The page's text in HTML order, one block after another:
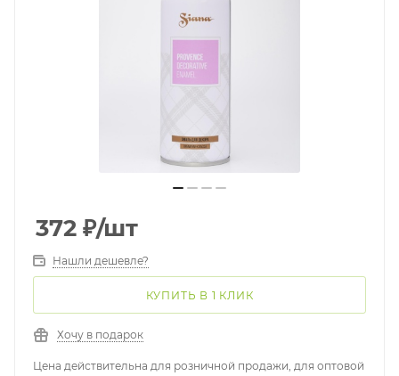
372 ₽/шт
Нашли дешевле?
КУПИТЬ В 1 КЛИК
Хочу в подарок
Цена действительна для розничной продажи, для оптовой